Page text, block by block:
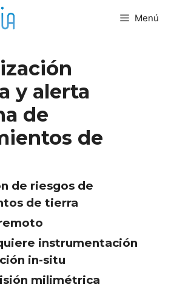
Menú
y alerta
de
de
de riesgos de
de tierra
instrumentación
in-situ
milimétrica